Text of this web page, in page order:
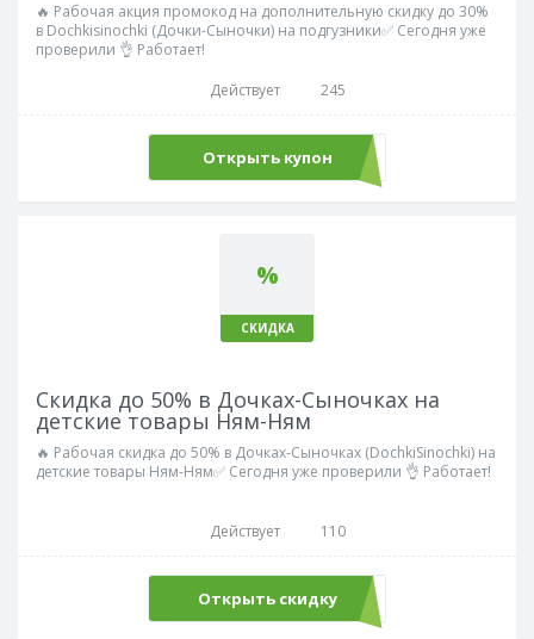
🔥 Рабочая акция промокод на дополнительную скидку до 30%
в Dochkisinochki (Дочки-Сыночки) на подгузники✅ Сегодня уже
проверили 👌 Работает!
Действует
245
Открыть купонGOON30
%
СКИДКА
Скидка до 50% в Дочках-Сыночках на
детские товары Ням-Ням
🔥 Рабочая скидка до 50% в Дочках-Сыночках (DochkiSinochki) на
детские товары Ням-Ням✅ Сегодня уже проверили 👌 Работает!
Действует 110
Открыть скидку